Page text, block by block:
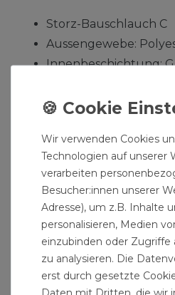
Storz-Bauschlauch C
Aussengewebe:
Innenbeschichtung:
Platzdruck: 30 bar
Innendurchmesser:
Länge: 20 m
komplett mit Storz-
Wir verwenden Cookies
Technologien auf unserer
verarbeiten
Besucher:innen unserer
Adresse), um z.B. Inhalte
personalisieren, Medien
einzubinden oder Zugriffe
zu analysieren. Die
erst durch gesetzte